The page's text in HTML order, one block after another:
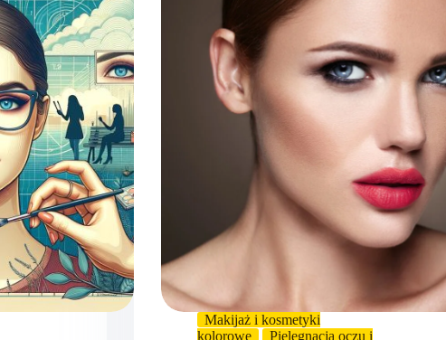
Makijaż i kosmetyki
kolorowe
Pielęgnacja oczu i